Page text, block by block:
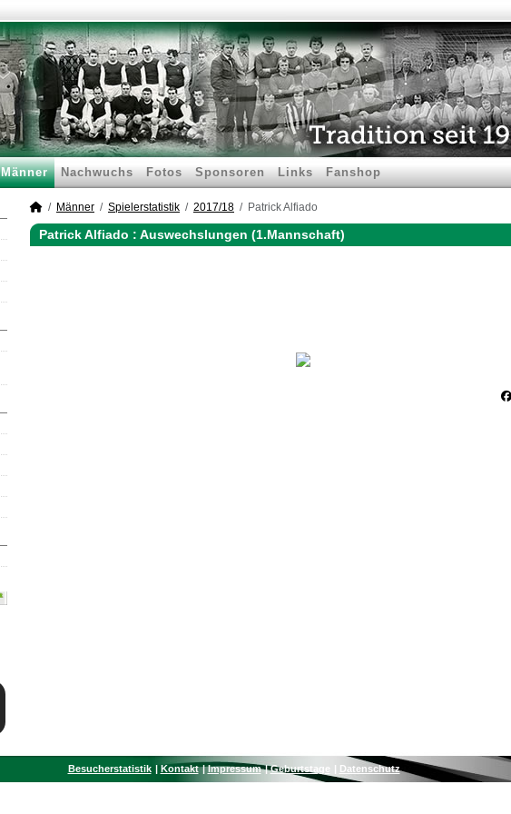
Männer Nachwuchs Fotos Sponsoren Links Fanshop
Männer Spielerstatistik 2017/18 Patrick Alfiado
Patrick Alfiado : Auswechslungen (1.Mannschaft)
Besucherstatistik Kontakt Impressum Geburtstage Datenschutz